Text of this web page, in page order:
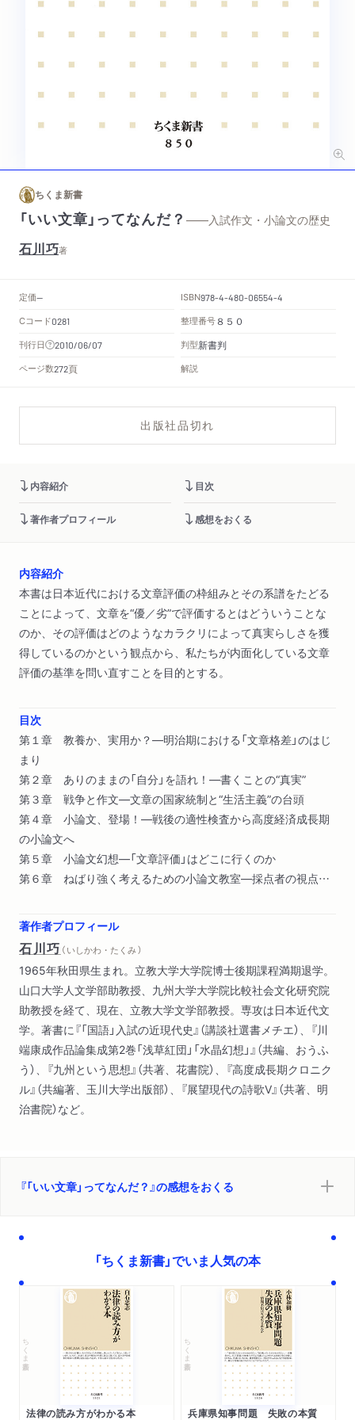
ちくま新書
「いい文章」ってなんだ？ ——入試作文・小論文の歴史
石川巧著
定価-- ISBN978-4-480-06554-4
Cコード0281 整理番号 ８５０
刊行日 2010/06/07 判型新書判
ページ数272頁 解説
出版社品切れ
内容紹介 目次
著作者プロフィール 感想をおくる
内容紹介
本書は日本近代における文章評価の枠組みとその系譜をたどる
ことによって、文章を“優／劣”で評価するとはどういうことな
のか、その評価はどのようなカラクリによって真実らしさを獲
得しているのかという観点から、私たちが内面化している文章
評価の基準を問い直すことを目的とする。
目次
第１章 教養か、実用か？―明治期における「文章格差」のはじ
まり
第２章 ありのままの「自分」を語れ！―書くことの“真実”
第３章 戦争と作文―文章の国家統制と“生活主義”の台頭
第４章 小論文、登場！―戦後の適性検査から高度経済成長期
の小論文へ
第５章 小論文幻想―「文章評価」はどこに行くのか
第６章 ねばり強く考えるための小論文教室―採点者の視点に
著作者プロフィール
石川巧 （ いしかわ・たくみ ）
1965年秋田県生まれ。立教大学大学院博士後期課程満期退学。
山口大学人文学部助教授、九州大学大学院比較社会文化研究院
助教授を経て、現在、立教大学文学部教授。専攻は日本近代文
学。著書に『「国語」入試の近現代史』（講談社選書メチエ）、『川
端康成作品論集成第2巻「浅草紅団」「水晶幻想」』（共編、おうふ
う）、『九州という思想』（共著、花書院）、『高度成長期クロニク
ル』（共編著、玉川大学出版部）、『展望現代の詩歌V』（共著、明
治書院）など。
『「いい文章」ってなんだ？』の感想をおくる
「ちくま新書」でいま人気の本
ちくま新書
法律の読み方がわかる本
ちくま新書
兵庫県知事問題 失敗の本質